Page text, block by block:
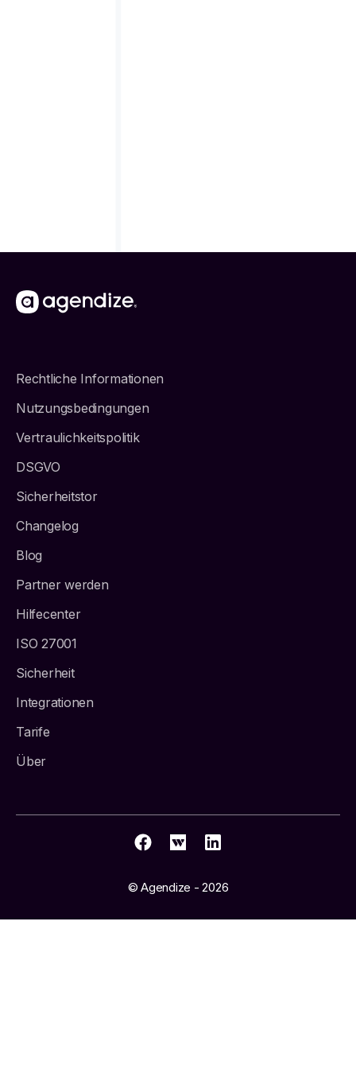
Rechtliche Informationen
Nutzungsbedingungen
Vertraulichkeitspolitik
DSGVO
Sicherheitstor
Changelog
Blog
Partner werden
Hilfecenter
ISO 27001
Sicherheit
Integrationen
Tarife
Über
© Agendize - 2026